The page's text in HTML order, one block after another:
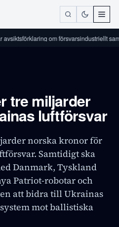
om försvarsindustriellt samarbete
tre miljarder
luftförsvar
norska kronor för
Samtidigt ska
Danmark, Tyskland
Patriot-robotar och
att bidra till Ukrainas
mot ballistiska